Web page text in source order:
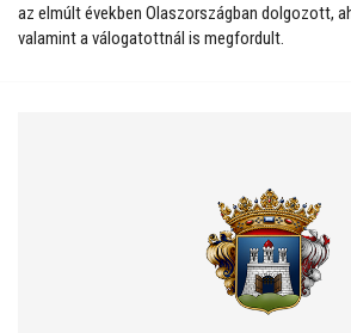
az elmúlt években Olaszországban dolgozott,
valamint a válogatottnál is megfordult.